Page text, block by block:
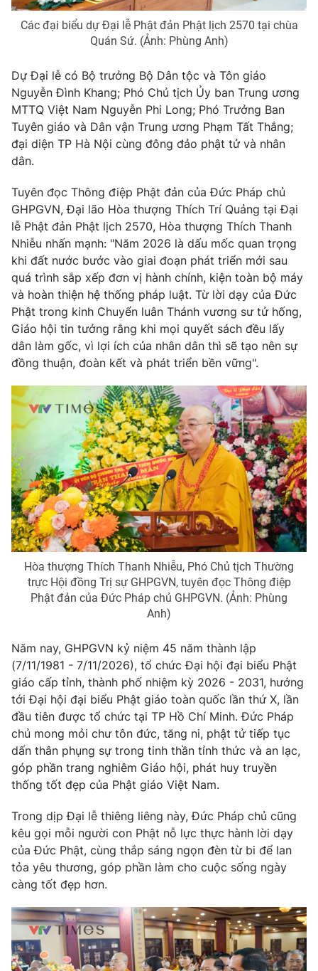
Liên hệ tòa soạn English
THỜI BÁO VTV
Theo dõi báo trên
Cơ quan chủ quản:
Cơ quan báo chí:
Thời báo VTV
Giấy phép hoạt động báo in và báo điện tử số 483/GP-BTTTT
cấp ngày 29/12/2023
Tổng Biên tập:Vũ Thanh Thủy
Phó Tổng Biên tập:Nguyễn Thị Mỹ Hạnh, Phạm Quốc Thắng,
Nguyễn Trọng Ninh
Tổng đài VTV:024.38 355 931 - 024.38 355 932
Ðiện thoại Thời báo VTV:024.66 897 897
Email: toasoan@vtv.vn
Liên hệ quảng cáo: 024-7300.7108
® Cấm sao chép dưới mọi hình thức nếu không có sự chấp
thuận bằng văn bản. Ghi rõ nguồn VTV.vn khi phát hành lại
thông tin từ website này.
Các đại biểu dự Đại lễ Phật đản Phật lịch 2570 tại chùa
Quán Sứ. (Ảnh: Phùng Anh)
Dự Đại lễ có Bộ trưởng Bộ Dân tộc và Tôn giáo
Nguyễn Đình Khang; Phó Chủ tịch Ủy ban Trung ương
MTTQ Việt Nam Nguyễn Phi Long; Phó Trưởng Ban
Tuyên giáo và Dân vận Trung ương Phạm Tất Thắng;
đại diện TP Hà Nội cùng đông đảo phật tử và nhân
dân.
Tuyên đọc Thông điệp Phật đản của Đức Pháp chủ
GHPGVN, Đại lão Hòa thượng Thích Trí Quảng tại Đại
lễ Phật đản Phật lịch 2570, Hòa thượng Thích Thanh
Nhiễu nhấn mạnh: "Năm 2026 là dấu mốc quan trọng
khi đất nước bước vào giai đoạn phát triển mới sau
quá trình sắp xếp đơn vị hành chính, kiện toàn bộ máy
và hoàn thiện hệ thống pháp luật. Từ lời dạy của Đức
Phật trong kinh Chuyển luân Thánh vương sư tử hống,
Giáo hội tin tưởng rằng khi mọi quyết sách đều lấy
dân làm gốc, vì lợi ích của nhân dân thì sẽ tạo nên sự
đồng thuận, đoàn kết và phát triển bền vững".
Hòa thượng Thích Thanh Nhiễu, Phó Chủ tịch Thường
trực Hội đồng Trị sự GHPGVN, tuyên đọc Thông điệp
Phật đản của Đức Pháp chủ GHPGVN. (Ảnh: Phùng
Anh)
Năm nay, GHPGVN kỷ niệm 45 năm thành lập
(7/11/1981 - 7/11/2026), tổ chức Đại hội đại biểu Phật
giáo cấp tỉnh, thành phố nhiệm kỳ 2026 - 2031, hướng
tới Đại hội đại biểu Phật giáo toàn quốc lần thứ X, lần
đầu tiên được tổ chức tại TP Hồ Chí Minh. Đức Pháp
chủ mong mỏi chư tôn đức, tăng ni, phật tử tiếp tục
dấn thân phụng sự trong tinh thần tỉnh thức và an lạc,
góp phần trang nghiêm Giáo hội, phát huy truyền
thống tốt đẹp của Phật giáo Việt Nam.
Trong dịp Đại lễ thiêng liêng này, Đức Pháp chủ cũng
kêu gọi mỗi người con Phật nỗ lực thực hành lời dạy
của Đức Phật, cùng thắp sáng ngọn đèn từ bi để lan
tỏa yêu thương, góp phần làm cho cuộc sống ngày
càng tốt đẹp hơn.